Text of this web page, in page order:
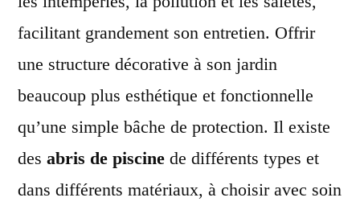
facilitant grandement son entretien. Offrir
une structure décorative à son jardin
beaucoup plus esthétique et fonctionnelle
qu’une simple bâche de protection. Il existe
des abris de piscine de différents types et
dans différents matériaux, à choisir avec soin